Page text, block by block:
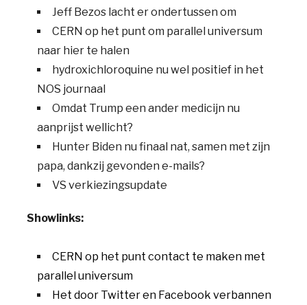
Jeff Bezos lacht er ondertussen om
CERN op het punt om parallel universum
naar hier te halen
hydroxichloroquine nu wel positief in het
NOS journaal
Omdat Trump een ander medicijn nu
aanprijst wellicht?
Hunter Biden nu finaal nat, samen met zijn
papa, dankzij gevonden e-mails?
VS verkiezingsupdate
Showlinks:
CERN op het punt contact te maken met
parallel universum
Het door Twitter en Facebook verbannen